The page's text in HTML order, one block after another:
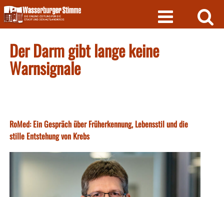
Skip
to
content
Der Darm gibt lange keine
Warnsignale
RoMed: Ein Gespräch über Früherkennung, Lebensstil und die
stille Entstehung von Krebs